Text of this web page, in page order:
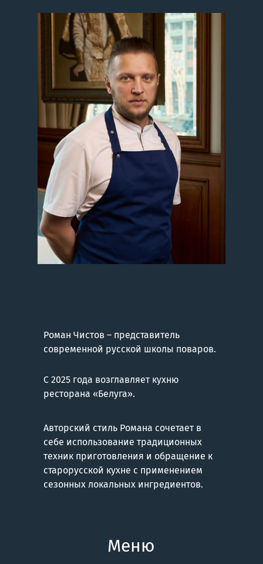
Авторский стиль Романа сочетает в
себе использование традиционных
техник приготовления и обращение к
старорусской кухне с применением
сезонных локальных ингредиентов.
C 2025 года возглавляет кухню
ресторана «Белуга».
Роман Чистов – представитель
современной русской школы поваров.
Меню